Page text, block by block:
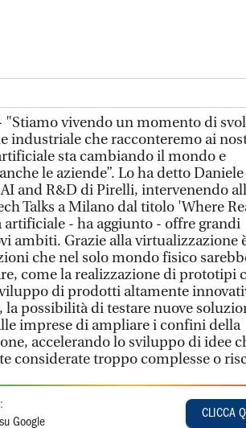
vivendo un momento di
industriale che racconteremo ai
sta cambiando il mondo e
le aziende”. Lo ha detto Daniele
and R&D di Pirelli, intervenendo
Talks a Milano dal titolo 'Where
artificiale - ha aggiunto - offre grandi
ambiti. Grazie alla virtualizzazione
che nel solo mondo fisico
come la realizzazione di prototipi
di prodotti altamente
la possibilità di testare nuove
imprese di ampliare i confini della
accelerando lo sviluppo di idee
considerate troppo complesse o
Google
CLICCA